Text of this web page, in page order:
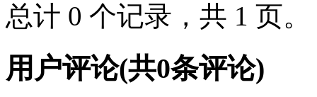
总计 0 个记录，共 1 页。
用户评论(共0条评论)